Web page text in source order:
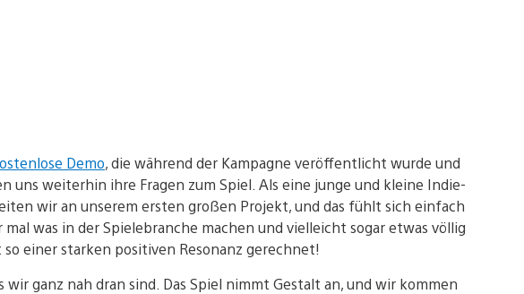
Demo, die während der Kampagne veröffentlicht wurde und
uns weiterhin ihre Fragen zum Spiel. Als eine junge und kleine Indie-
wir an unserem ersten großen Projekt, und das fühlt sich einfach
was in der Spielebranche machen und vielleicht sogar etwas völlig
einer starken positiven Resonanz gerechnet!
ganz nah dran sind. Das Spiel nimmt Gestalt an, und wir kommen